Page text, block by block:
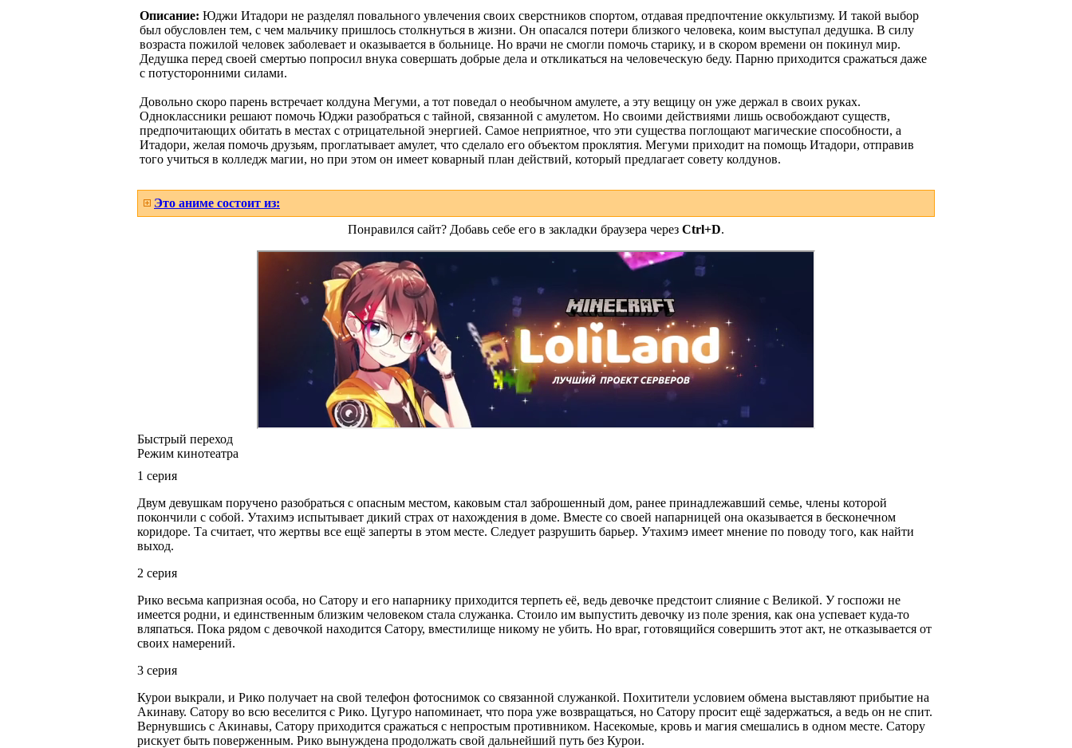
Описание: Юджи Итадори не разделял повального увлечения своих сверстников спортом, отдавая предпочтение оккультизму. И такой выбор
был обусловлен тем, с чем мальчику пришлось столкнуться в жизни. Он опасался потери близкого человека, коим выступал дедушка. В силу
возраста пожилой человек заболевает и оказывается в больнице. Но врачи не смогли помочь старику, и в скором времени он покинул мир.
Дедушка перед своей смертью попросил внука совершать добрые дела и откликаться на человеческую беду. Парню приходится сражаться даже
с потусторонними силами.
Довольно скоро парень встречает колдуна Мегуми, а тот поведал о необычном амулете, а эту вещицу он уже держал в своих руках.
Одноклассники решают помочь Юджи разобраться с тайной, связанной с амулетом. Но своими действиями лишь освобождают существ,
предпочитающих обитать в местах с отрицательной энергией. Самое неприятное, что эти существа поглощают магические способности, а
Итадори, желая помочь друзьям, проглатывает амулет, что сделало его объектом проклятия. Мегуми приходит на помощь Итадори, отправив
того учиться в колледж магии, но при этом он имеет коварный план действий, который предлагает совету колдунов.
Это аниме состоит из:
Понравился сайт? Добавь себе его в закладки браузера через Ctrl+D.
Быстрый переход
Режим кинотеатра
1 серия
Двум девушкам поручено разобраться с опасным местом, каковым стал заброшенный дом, ранее принадлежавший семье, члены которой
покончили с собой. Утахимэ испытывает дикий страх от нахождения в доме. Вместе со своей напарницей она оказывается в бесконечном
коридоре. Та считает, что жертвы все ещё заперты в этом месте. Следует разрушить барьер. Утахимэ имеет мнение по поводу того, как найти
выход.
2 серия
Рико весьма капризная особа, но Сатору и его напарнику приходится терпеть её, ведь девочке предстоит слияние с Великой. У госпожи не
имеется родни, и единственным близким человеком стала служанка. Стоило им выпустить девочку из поле зрения, как она успевает куда-то
вляпаться. Пока рядом с девочкой находится Сатору, вместилище никому не убить. Но враг, готовящийся совершить этот акт, не отказывается от
своих намерений.
3 серия
Курои выкрали, и Рико получает на свой телефон фотоснимок со связанной служанкой. Похитители условием обмена выставляют прибытие на
Акинаву. Сатору во всю веселится с Рико. Цугуро напоминает, что пора уже возвращаться, но Сатору просит ещё задержаться, а ведь он не спит.
Вернувшись с Акинавы, Сатору приходится сражаться с непростым противником. Насекомые, кровь и магия смешались в одном месте. Сатору
рискует быть поверженным. Рико вынуждена продолжать свой дальнейший путь без Курои.